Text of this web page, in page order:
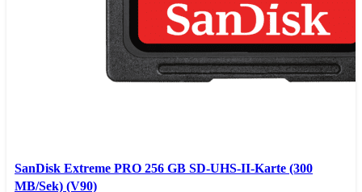
SanDisk Extreme PRO 256 GB SD-UHS-II-Karte (300
MB/Sek) (V90)